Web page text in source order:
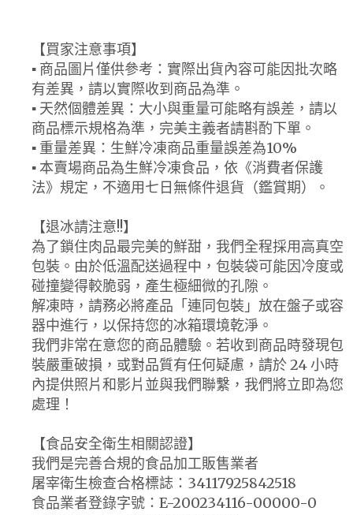
【買家注意事項】
▪ 商品圖片僅供參考：實際出貨內容可能因批次略
有差異，請以實際收到商品為準。
▪ 天然個體差異：大小與重量可能略有誤差，請以
商品標示規格為準，完美主義者請斟酌下單。
▪ 重量差異：生鮮冷凍商品重量誤差為10%
▪ 本賣場商品為生鮮冷凍食品，依《消費者保護
法》規定，不適用七日無條件退貨（鑑賞期）。
【退冰請注意!!】
為了鎖住肉品最完美的鮮甜，我們全程採用高真空
包裝。由於低溫配送過程中，包裝袋可能因冷度或
碰撞變得較脆弱，產生極細微的孔隙。
解凍時，請務必將產品「連同包裝」放在盤子或容
器中進行，以保持您的冰箱環境乾淨。
我們非常在意您的商品體驗。若收到商品時發現包
裝嚴重破損，或對品質有任何疑慮，請於 24 小時
內提供照片和影片並與我們聯繫，我們將立即為您
處理！
【食品安全衛生相關認證】
我們是完善合規的食品加工販售業者
屠宰衛生檢查合格標誌：34117925842518
食品業者登錄字號：E-200234116-00000-0